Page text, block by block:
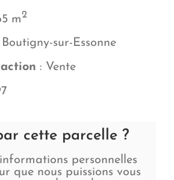
m2
Boutigny-sur-Essonne
: Vente
cette parcelle ?
personnelles
que nous puissions vous